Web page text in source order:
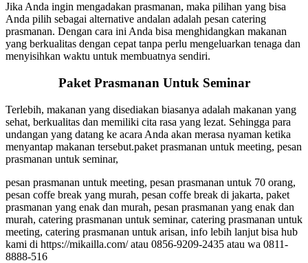
Jika Anda ingin mengadakan prasmanan, maka pilihan yang bisa
Anda pilih sebagai alternative andalan adalah pesan catering
prasmanan. Dengan cara ini Anda bisa menghidangkan makanan
yang berkualitas dengan cepat tanpa perlu mengeluarkan tenaga dan
menyisihkan waktu untuk membuatnya sendiri.
Paket Prasmanan Untuk Seminar
Terlebih, makanan yang disediakan biasanya adalah makanan yang
sehat, berkualitas dan memiliki cita rasa yang lezat. Sehingga para
undangan yang datang ke acara Anda akan merasa nyaman ketika
menyantap makanan tersebut.paket prasmanan untuk meeting, pesan
prasmanan untuk seminar,
pesan prasmanan untuk meeting, pesan prasmanan untuk 70 orang,
pesan coffe break yang murah, pesan coffe break di jakarta, paket
prasmanan yang enak dan murah, pesan prasmanan yang enak dan
murah, catering prasmanan untuk seminar, catering prasmanan untuk
meeting, catering prasmanan untuk arisan, info lebih lanjut bisa hub
kami di https://mikailla.com/ atau 0856-9209-2435 atau wa 0811-
8888-516